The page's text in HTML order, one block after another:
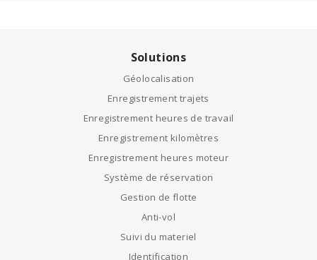
Solutions
Géolocalisation
Enregistrement trajets
Enregistrement heures de travail
Enregistrement kilomètres
Enregistrement heures moteur
Système de réservation
Gestion de flotte
Anti-vol
Suivi du materiel
Identification